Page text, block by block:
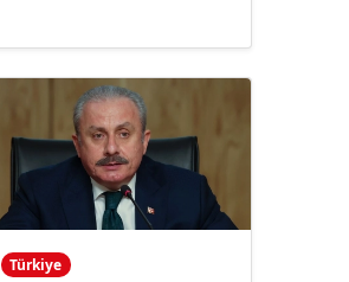
Türkiye